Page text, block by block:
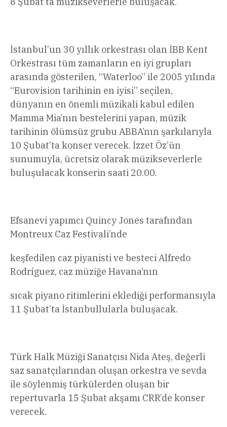
İstanbul’un 30 yıllık orkestrası olan İBB Kent
Orkestrası tüm zamanların en iyi grupları
arasında gösterilen, “Waterloo” ile 2005 yılında
“Eurovision tarihinin en iyisi” seçilen,
dünyanın en önemli müzikali kabul edilen
Mamma Mia’nın bestelerini yapan, müzik
tarihinin ölümsüz grubu ABBA’nın şarkılarıyla
10 Şubat’ta konser verecek. İzzet Öz’ün
sunumuyla, ücretsiz olarak müzikseverlerle
buluşulacak konserin saati 20.00.
Efsanevi yapımcı Quincy Jones tarafından
Montreux Caz Festivali’nde
keşfedilen caz piyanisti ve besteci Alfredo
Rodríguez, caz müziğe Havana’nın
sıcak piyano ritimlerini eklediği performansıyla
11 Şubat’ta İstanbullularla buluşacak.
Türk Halk Müziği Sanatçısı Nida Ateş, değerli
saz sanatçılarından oluşan orkestra ve sevda
ile söylenmiş türkülerden oluşan bir
repertuvarla 15 Şubat akşamı CRR’de konser
verecek.